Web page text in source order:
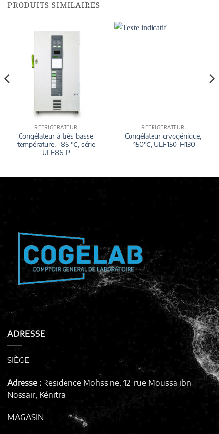
PRODUITS SIMILAIRES
REFRIGERATEUR
Congélateur à très basse
température, -86 ℃, série
ULF86-P
REFRIGERATEUR
Congélateur cryogénique,
-150℃, ULF150-H130
ADRESSE
SIÈGE
Adresse : Residence Mohssine, 12, rue Moussa ibn
Nossair, Kénitra
MAGASIN